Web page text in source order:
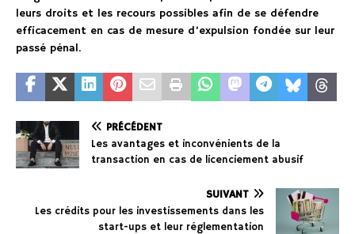
leurs droits et les recours possibles afin de se défendre
efficacement en cas de mesure d’expulsion fondée sur leur
passé pénal.
PRÉCÉDENT
Les avantages et inconvénients de la
transaction en cas de licenciement abusif
SUIVANT
Les crédits pour les investissements dans les
start-ups et leur réglementation